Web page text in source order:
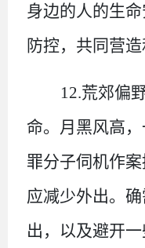
身边的人的生
防控，共同营
12.荒郊偏
命。 月黑风高
罪分子伺机作
应减少外出。
出，以及避开一